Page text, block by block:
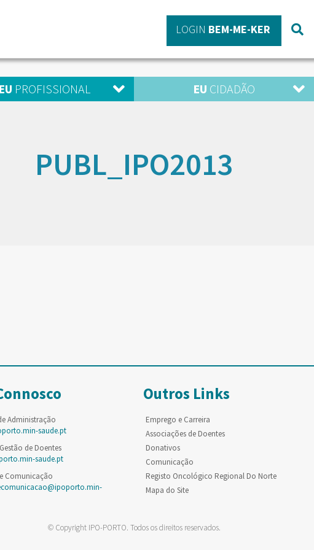
LOGIN BEM-ME-KER
EU PROFISSIONAL EU CIDADÃO
PUBL_IPO2013
Administração
saude.pt
de Doentes
saude.pt
Comunicação
Outros Links
Emprego e Carreira
Associações de Doentes
Donativos
Comunicação
Registo Oncológico Regional Do Norte
Mapa do Site
© Copyright IPO-PORTO. Todos os direitos reservados.